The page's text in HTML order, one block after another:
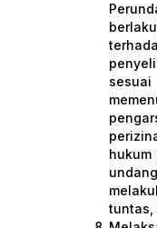
hukum
tuntas,